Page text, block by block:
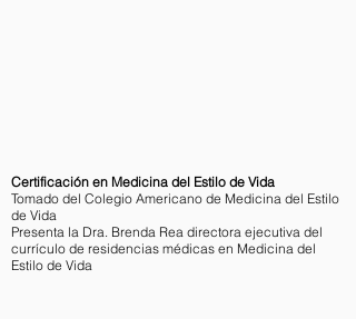
Certificación en Medicina del Estilo de Vida
Tomado del Colegio Americano de Medicina del Estilo
de Vida
Presenta la Dra. Brenda Rea directora ejecutiva del
currículo de residencias médicas en Medicina del
Estilo de Vida